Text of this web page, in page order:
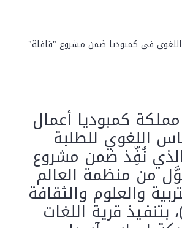
كمبوديا أعمال
اللغوي للطلبة
نُفِّذ ضمن مشروع
من منظمة العالم
والعلوم والثقافة
قرية اللغات